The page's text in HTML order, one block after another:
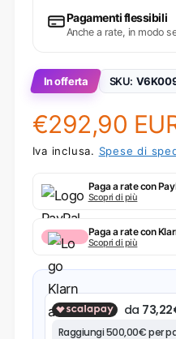
Pagamenti flessibili
Anche a rate, in modo
In offerta SKU:
Prezzo
€292,90
Iva inclusa. Spese di
Paga a rate con
Scopri di più
Paga a rate con
Scopri di più